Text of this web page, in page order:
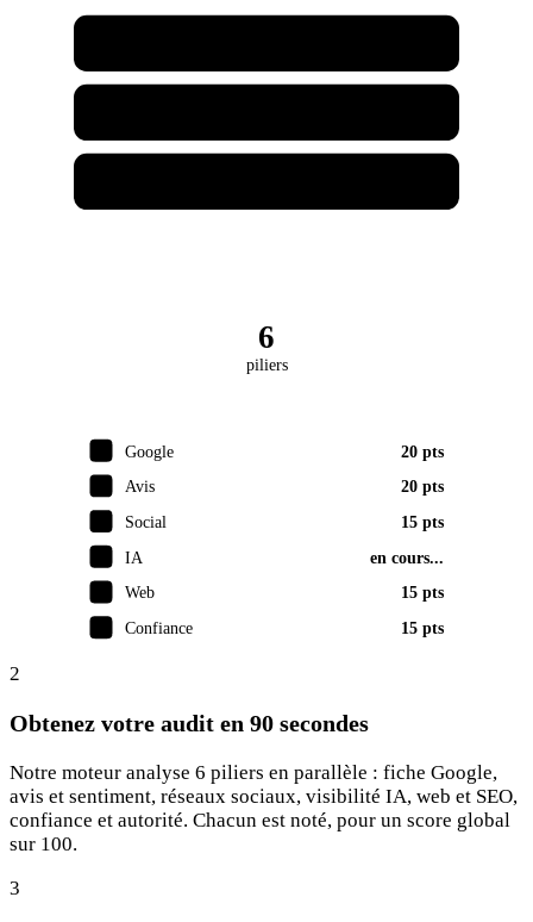
6
piliers
Google
20 pts
Avis
20 pts
Social
15 pts
IA en cours...
Web
15 pts
Confiance
15 pts
2
Obtenez votre audit en 90 secondes
Notre moteur analyse 6 piliers en parallèle : fiche Google,
avis et sentiment, réseaux sociaux, visibilité IA, web et SEO,
confiance et autorité. Chacun est noté, pour un score global
sur 100.
3